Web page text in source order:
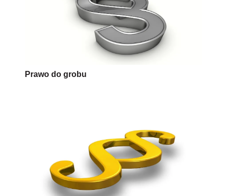
Prawo do grobu